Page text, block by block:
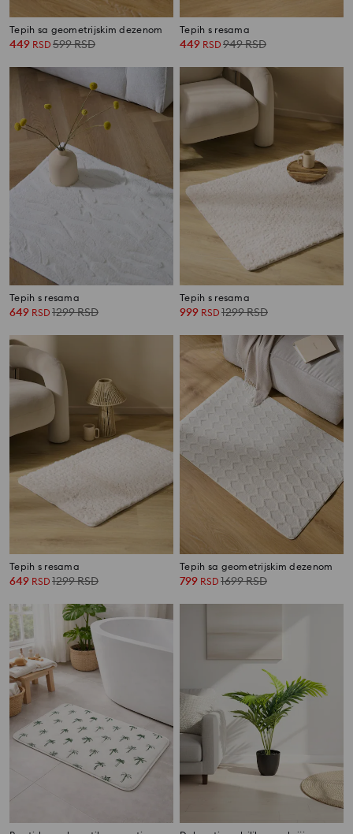
Tepih sa geometrijskim dezenom
449 RSD 599RSD
Tepih s resama
449 RSD 949RSD
Tepih s resama
649 RSD 1299RSD
Tepih s resama
999 RSD 1299RSD
Tepih s resama
649 RSD 1299RSD
Tepih sa geometrijskim dezenom
799 RSD 1699RSD